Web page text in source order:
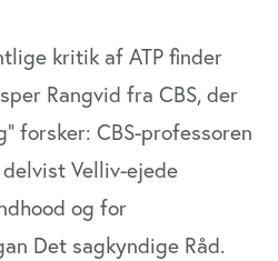
kritik af ATP finder
Rangvid fra CBS, der
forsker: CBS-professoren
Velliv-ejede
og for
Det sagkyndige Råd.